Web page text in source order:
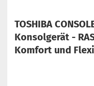
TOSHIBA
Konsolgerät -
Komfort und